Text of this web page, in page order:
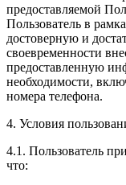
предоставляемой
Пользователь в
достоверную и
своевременности
предоставленную
необходимости,
номера телефона.
4. Условия
4.1. Пользователь
что: